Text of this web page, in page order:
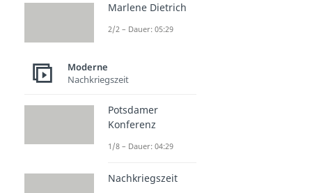
Marlene Dietrich
2/2 – Dauer: 05:29
Moderne
Nachkriegszeit
Potsdamer
Konferenz
1/8 – Dauer: 04:29
Nachkriegszeit